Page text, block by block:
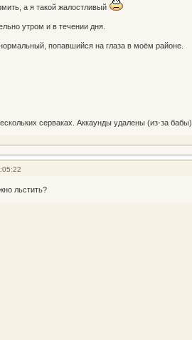
а я такой жалостливый
утром и в течении дня.
попавшийся на глаза в моём районе.
серваках. Аккаунды удалены (из-за бабы).
льстить?